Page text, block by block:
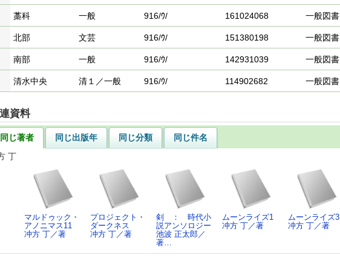
藁科 一般 916/ｳ/ 161024068 一般図書
北部 文芸 916/ｳ/ 151380198 一般図書
南部 一般 916/ｳ/ 142931039 一般図書
清水中央 清１／一般 916/ｳ/ 114902682 一般図書
資料
同じ著者 同じ出版年 同じ分類
同じ件名
丁
マルドゥック・
アノニマス11
冲方 丁／著
プロジェクト・
ダークネス
冲方 丁／著
剣 ： 時代小
説アンソロジー
池波 正太郎／
著…
ムーンライズ1
冲方 丁／著
ムーンライズ3
冲方 丁／著